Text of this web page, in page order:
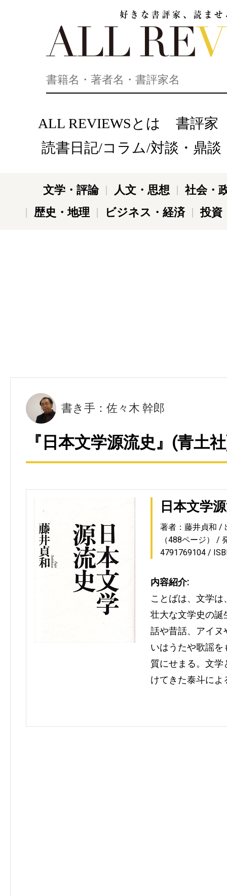
ALL REVIEWSとは
書評家
読書日記/コラム/対談・鼎談
文学・評論 人文・思想
社会・
歴史・地理
ビジネス・経済 投資
書き手：佐々木 幹郎
『日本文学源流史』(青土
日本文学
著者：藤井貞和
（488ページ）
4791769104
内容紹介:
ことばは、文学
壮大な文学史の誕
話や昔話、アイヌ
いはうたや歌謡
質にせまる。文
けてきた泰斗によ